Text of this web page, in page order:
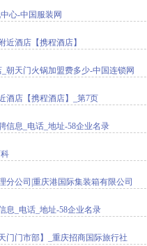
心-中国服装网
近酒店【携程酒店】
朝天门火锅加盟费多少-中国连锁网
酒店【携程酒店】_第7页
信息_电话_地址-58企业名录
分公司|重庆港国际集装箱有限公司
息_电话_地址-58企业名录
门门市部】_重庆招商国际旅行社